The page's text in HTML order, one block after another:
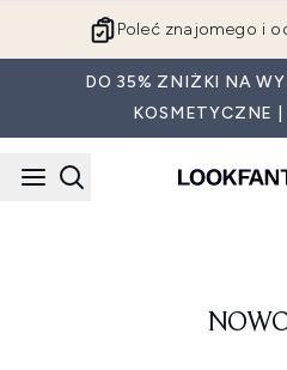
Poleć znajomego i
DO 35% ZNIŻKI NA
KOSMETYCZNE |